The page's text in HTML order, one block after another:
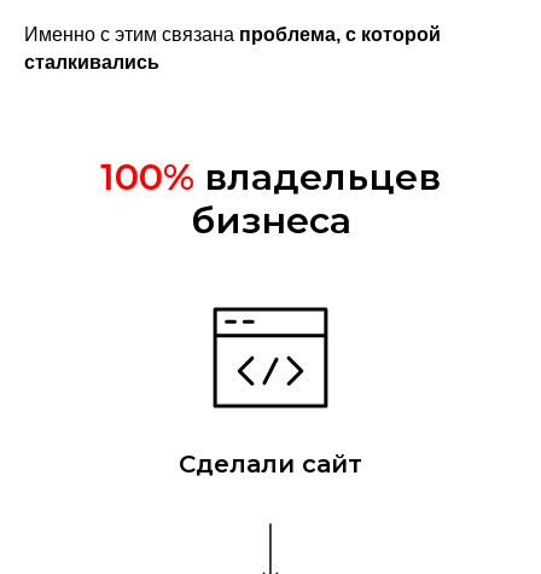
Именно с этим связана проблема, с которой
сталкивались
100% владельцев
бизнеса
Сделали сайт